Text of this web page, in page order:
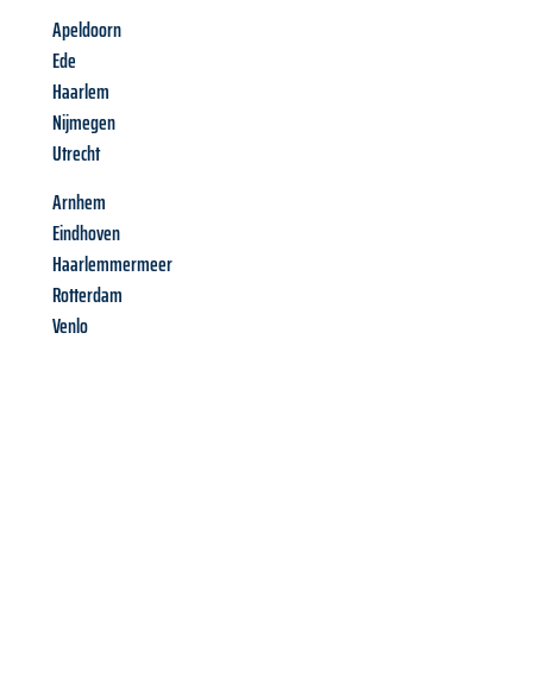
Apeldoorn
Ede
Haarlem
Nijmegen
Utrecht
Arnhem
Eindhoven
Haarlemmermeer
Rotterdam
Venlo